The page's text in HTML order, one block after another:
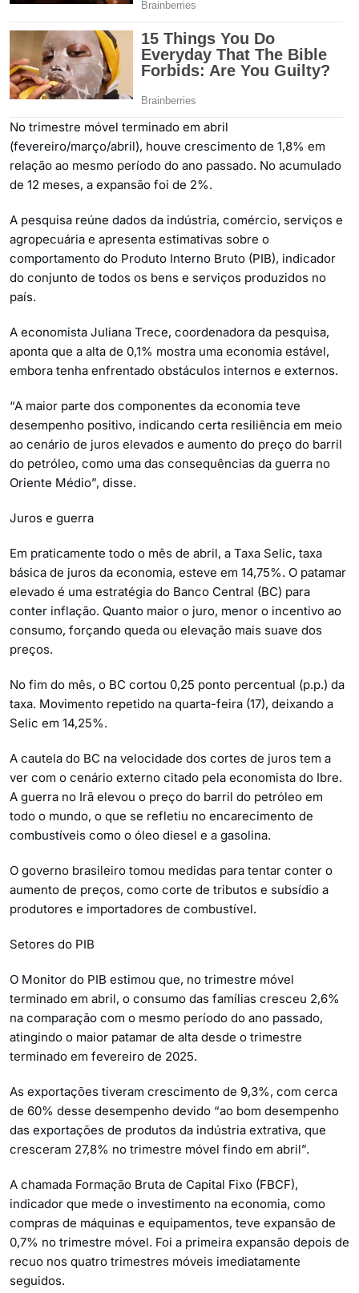
No trimestre móvel terminado em abril
(fevereiro/março/abril), houve crescimento de 1,8% em
relação ao mesmo período do ano passado. No acumulado
de 12 meses, a expansão foi de 2%.
A pesquisa reúne dados da indústria, comércio, serviços e
agropecuária e apresenta estimativas sobre o
comportamento do Produto Interno Bruto (PIB), indicador
do conjunto de todos os bens e serviços produzidos no
país.
A economista Juliana Trece, coordenadora da pesquisa,
aponta que a alta de 0,1% mostra uma economia estável,
embora tenha enfrentado obstáculos internos e externos.
“A maior parte dos componentes da economia teve
desempenho positivo, indicando certa resiliência em meio
ao cenário de juros elevados e aumento do preço do barril
do petróleo, como uma das consequências da guerra no
Oriente Médio”, disse.
Juros e guerra
Em praticamente todo o mês de abril, a Taxa Selic, taxa
básica de juros da economia, esteve em 14,75%. O patamar
elevado é uma estratégia do Banco Central (BC) para
conter inflação. Quanto maior o juro, menor o incentivo ao
consumo, forçando queda ou elevação mais suave dos
preços.
No fim do mês, o BC cortou 0,25 ponto percentual (p.p.) da
taxa. Movimento repetido na quarta-feira (17), deixando a
Selic em 14,25%.
A cautela do BC na velocidade dos cortes de juros tem a
ver com o cenário externo citado pela economista do Ibre.
A guerra no Irã elevou o preço do barril do petróleo em
todo o mundo, o que se refletiu no encarecimento de
combustíveis como o óleo diesel e a gasolina.
O governo brasileiro tomou medidas para tentar conter o
aumento de preços, como corte de tributos e subsídio a
produtores e importadores de combustível.
Setores do PIB
O Monitor do PIB estimou que, no trimestre móvel
terminado em abril, o consumo das famílias cresceu 2,6%
na comparação com o mesmo período do ano passado,
atingindo o maior patamar de alta desde o trimestre
terminado em fevereiro de 2025.
As exportações tiveram crescimento de 9,3%, com cerca
de 60% desse desempenho devido “ao bom desempenho
das exportações de produtos da indústria extrativa, que
cresceram 27,8% no trimestre móvel findo em abril”.
A chamada Formação Bruta de Capital Fixo (FBCF),
indicador que mede o investimento na economia, como
compras de máquinas e equipamentos, teve expansão de
0,7% no trimestre móvel. Foi a primeira expansão depois de
recuo nos quatro trimestres móveis imediatamente
seguidos.